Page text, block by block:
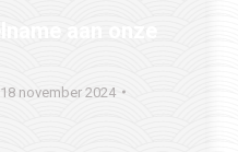
18 november 2024